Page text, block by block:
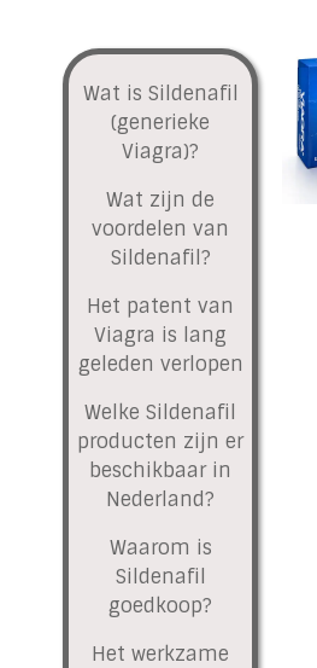
Wat is Sildenafil
(generieke
Viagra)?
Wat zijn de
voordelen van
Sildenafil?
Het patent van
Viagra is lang
geleden verlopen
Welke Sildenafil
producten zijn er
beschikbaar in
Nederland?
Waarom is
Sildenafil
goedkoop?
Het werkzame